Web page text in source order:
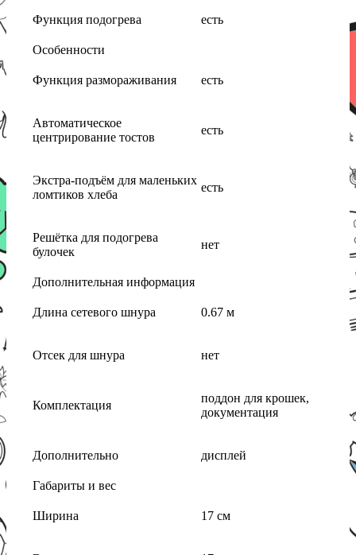
Функция подогрева есть
Особенности
Функция размораживания есть
Автоматическое
центрирование тостов
есть
Экстра-подъём для маленьких
ломтиков хлеба
есть
Решётка для подогрева
булочек
нет
Дополнительная информация
Длина сетевого шнура 0.67 м
Отсек для шнура нет
Комплектация
поддон для крошек,
документация
Дополнительно дисплей
Габариты и вес
Ширина 17 см